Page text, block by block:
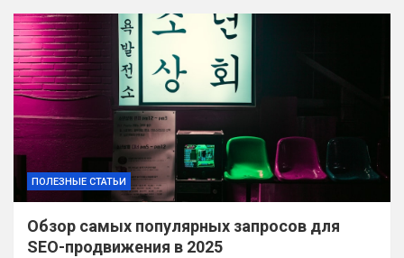
ПОЛЕЗНЫЕ СТАТЬИ
Обзор самых популярных запросов для
SEO-продвижения в 2025